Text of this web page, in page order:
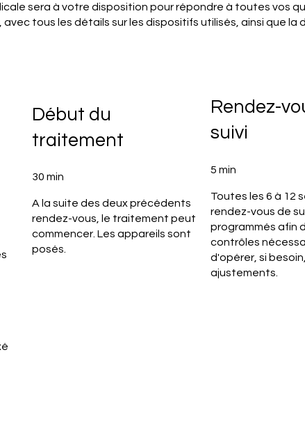
sera à votre disposition pour répondre à toutes vos
tous les détails sur les dispositifs utilisés, ainsi que la
Début du
traitement
30 min
A la suite des deux précédents
rendez-vous, le traitement peut
commencer. Les appareils sont
posés.
Rendez-
suivi
5 min
Toutes les 6 à 12
rendez-vous de
programmés afin
contrôles
d'opérer, si
ajustements.